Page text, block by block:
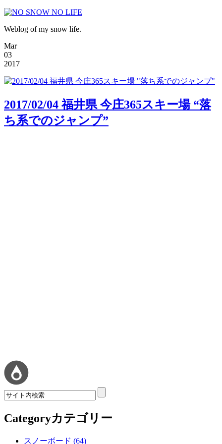
Weblog of my snow life.
Mar
03
2017
2017/02/04 福井県 今庄365スキー場 “落
ち系でのジャンプ”
Categoryカテゴリー
スノーボード (64)